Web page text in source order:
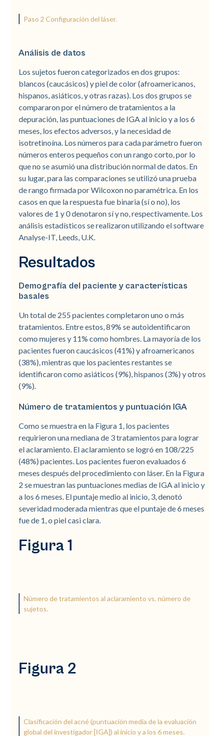
Paso 2 Configuración del láser.
Análisis de datos
Los sujetos fueron categorizados en dos grupos:
blancos (caucásicos) y piel de color (afroamericanos,
hispanos, asiáticos, y otras razas). Los dos grupos se
compararon por el número de tratamientos a la
depuración, las puntuaciones de IGA al inicio y a los 6
meses, los efectos adversos, y la necesidad de
isotretinoína. Los números para cada parámetro fueron
números enteros pequeños con un rango corto, por lo
que no se asumió una distribución normal de datos. En
su lugar, para las comparaciones se utilizó una prueba
de rango firmada por Wilcoxon no paramétrica. En los
casos en que la respuesta fue binaria (sí o no), los
valores de 1 y 0 denotaron sí y no, respectivamente. Los
análisis estadísticos se realizaron utilizando el software
Analyse-IT, Leeds, U.K.
Resultados
Demografía del paciente y características
basales
Un total de 255 pacientes completaron uno o más
tratamientos. Entre estos, 89% se autoidentificaron
como mujeres y 11% como hombres. La mayoría de los
pacientes fueron caucásicos (41%) y afroamericanos
(38%), mientras que los pacientes restantes se
identificaron como asiáticos (9%), hispanos (3%) y otros
(9%).
Número de tratamientos y puntuación IGA
Como se muestra en la Figura 1, los pacientes
requirieron una mediana de 3 tratamientos para lograr
el aclaramiento. El aclaramiento se logró en 108/225
(48%) pacientes. Los pacientes fueron evaluados 6
meses después del procedimiento con láser. En la Figura
2 se muestran las puntuaciones medias de IGA al inicio y
a los 6 meses. El puntaje medio al inicio, 3, denotó
severidad moderada mientras que el puntaje de 6 meses
fue de 1, o piel casi clara.
Figura 1
Número de tratamientos al aclaramiento vs. número de
sujetos.
Figura 2
Clasificación del acné (puntuación media de la evaluación
global del investigador [IGA]) al inicio y a los 6 meses.